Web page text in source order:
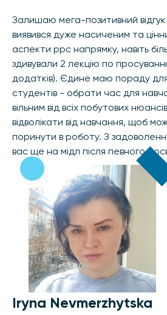
Залишаю мега-позитивний
виявився дуже насиченим та
аспекти ppc напрямку, навіть
здивували 2 лекцію по
додатків). Єдине маю пораду
студентів - обрати час для
вільним від всіх побутових
відволікати від навчання, щоб
поринути в роботу. З
вас ще на мідл після певного
Iryna Nevmerzhytska